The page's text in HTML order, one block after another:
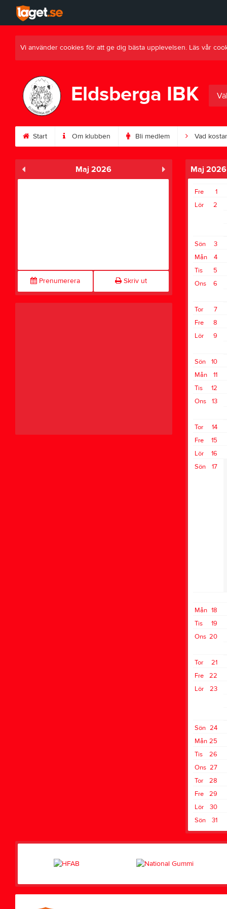
Vi använder cookies för att ge dig bästa upplevelsen. Läs vår
Eldsberga IBK
Start Om klubben Bli medlem Vad
Maj 2026
Prenumerera Skriv ut
Maj 2026
1
Fre
2
Lör
3
Sön
4
Mån
5
Tis
6
Ons
7
Tor
8
Fre
9
Lör
10
Sön
11
Mån
12
Tis
13
Ons
14
Tor
15
Fre
16
Lör
17
Sön
18
Mån
19
Tis
20
Ons
21
Tor
22
Fre
23
Lör
24
Sön
25
Mån
26
Tis
27
Ons
28
Tor
29
Fre
30
Lör
31
Sön